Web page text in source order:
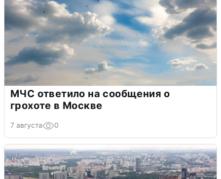
МЧС ответило на сообщения о
грохоте в Москве
7 августа 0